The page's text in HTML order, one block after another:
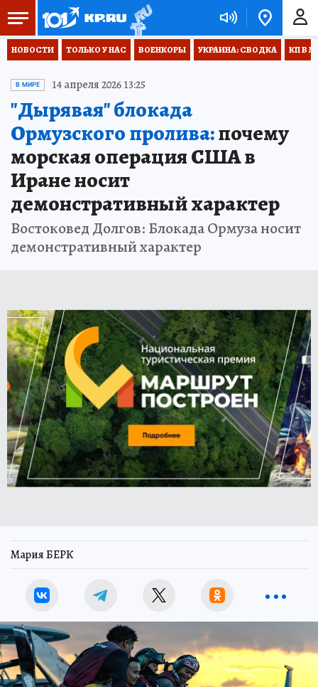
НОВОСТИ ТОЛЬКО У НАС ВОЕНКОРЫ УКРАИНА: СВОДКА КП В
В МИРЕ 14 апреля 2026 13:25
"Дырявая" блокада
Ормузского пролива:почему
морская операция США в
Иране носит
демонстративный характер
Востоковед Долгов: Блокада Ормуза носит
демонстративный характер
Мария БЕРК